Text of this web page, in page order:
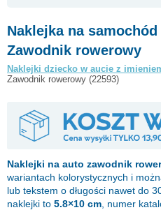
Naklejka na
Zawodnik rowerowy
Naklejki dziecko w aucie z
Zawodnik rowerowy (22593)
Naklejki na auto zawodnik
wariantach kolorystycznych i
lub tekstem o długości nawet do
naklejki to 5.8×10 cm , numer